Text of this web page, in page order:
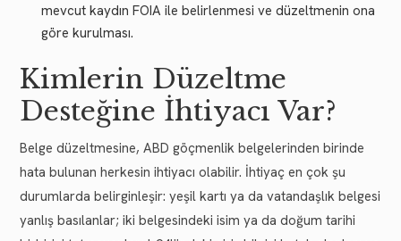
mevcut kaydın FOIA ile belirlenmesi ve düzeltmenin ona
göre kurulması.
Kimlerin Düzeltme
Desteğine İhtiyacı Var?
Belge düzeltmesine, ABD göçmenlik belgelerinden birinde
hata bulunan herkesin ihtiyacı olabilir. İhtiyaç en çok şu
durumlarda belirginleşir: yeşil kartı ya da vatandaşlık belgesi
yanlış basılanlar; iki belgesindeki isim ya da doğum tarihi